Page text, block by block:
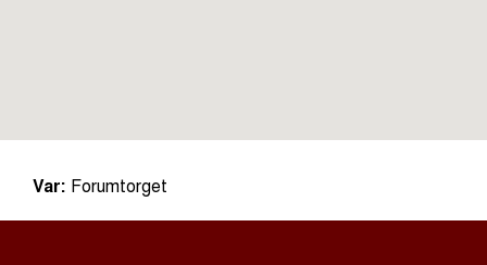
Var: Forumtorget